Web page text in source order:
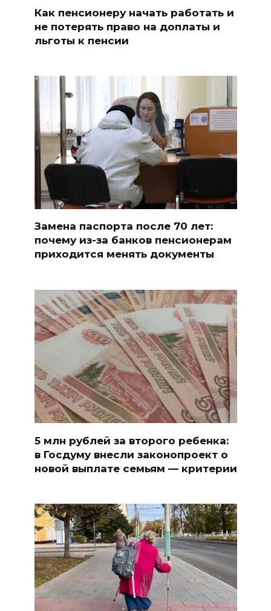
Как пенсионеру начать работать и
не потерять право на доплаты и
льготы к пенсии
Замена паспорта после 70 лет:
почему из-за банков пенсионерам
приходится менять документы
5 млн рублей за второго ребенка:
в Госдуму внесли законопроект о
новой выплате семьям — критерии